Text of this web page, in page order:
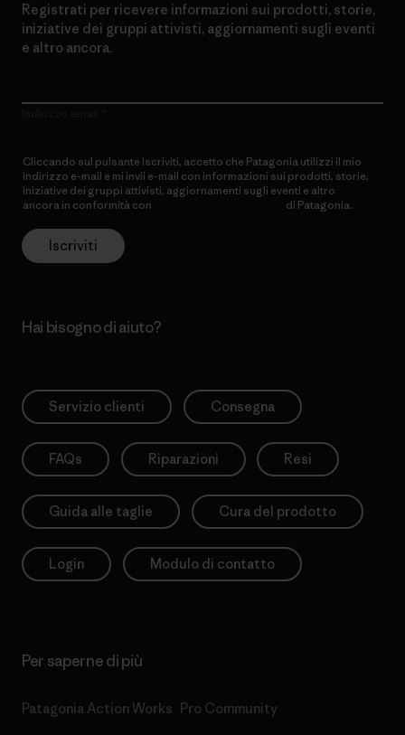
Registrati per ricevere informazioni sui prodotti, storie,
iniziative dei gruppi attivisti, aggiornamenti sugli eventi
e altro ancora.
Cliccando sul pulsante Iscriviti, accetto che Patagonia utilizzi il mio
indirizzo e-mail e mi invii e-mail con informazioni sui prodotti, storie,
iniziative dei gruppi attivisti, aggiornamenti sugli eventi e altro
ancora in conformità con
di Patagonia.
Iscriviti
Hai bisogno di aiuto?
Servizio clienti Consegna
FAQs Riparazioni Resi
Guida alle taglie Cura del prodotto
Login Modulo di contatto
Per saperne di più
Patagonia Action Works Pro Community